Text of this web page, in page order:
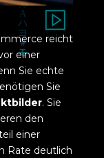
reicht
einer
Sie echte
Sie
. Sie
den
einer
Rate deutlich